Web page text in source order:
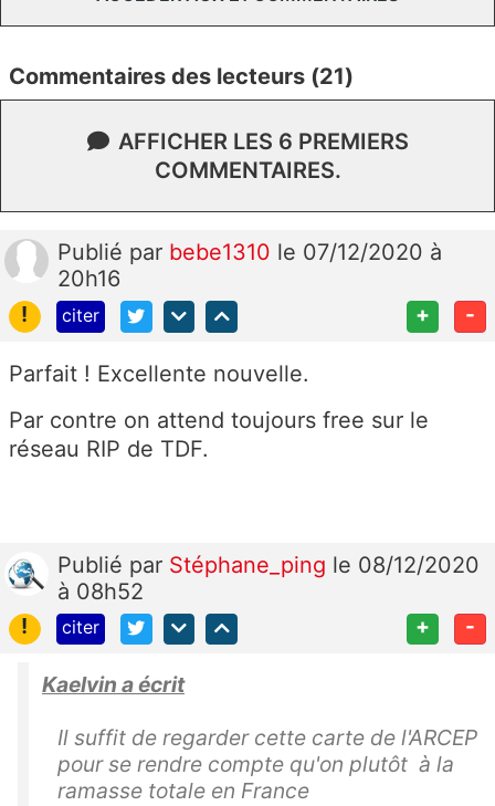
Commentaires des lecteurs (21)
AFFICHER LES 6 PREMIERS
COMMENTAIRES.
Publié par bebe1310 le 07/12/2020 à
20h16
!
citer + -
Parfait ! Excellente nouvelle.
Par contre on attend toujours free sur le
réseau RIP de TDF.
Publié par Stéphane_ping le 08/12/2020
à 08h52
!
citer + -
Kaelvin a écrit
Il suffit de regarder cette carte de l'ARCEP
pour se rendre compte qu'on plutôt à la
ramasse totale en France